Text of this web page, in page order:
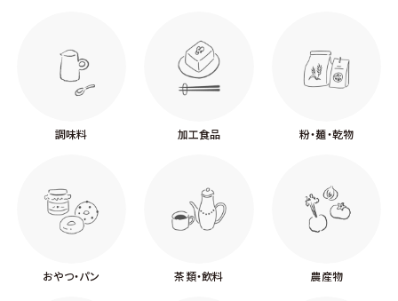
調味料 加工食品 粉・麺・乾物
おやつ・パン 茶類・飲料 農産物